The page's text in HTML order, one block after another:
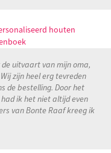
houten
uitvaart van mijn oma,
zijn heel erg tevreden
de bestelling. Door het
ik het niet altijd even
van Bonte Raaf kreeg ik